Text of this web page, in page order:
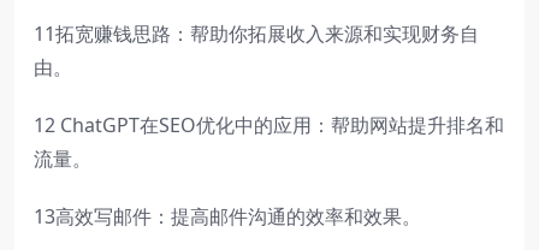
11拓宽赚钱思路：帮助你拓展收入来源和实现财务自
由。
12 ChatGPT在SEO优化中的应用：帮助网站提升排名和
流量。
13高效写邮件：提高邮件沟通的效率和效果。